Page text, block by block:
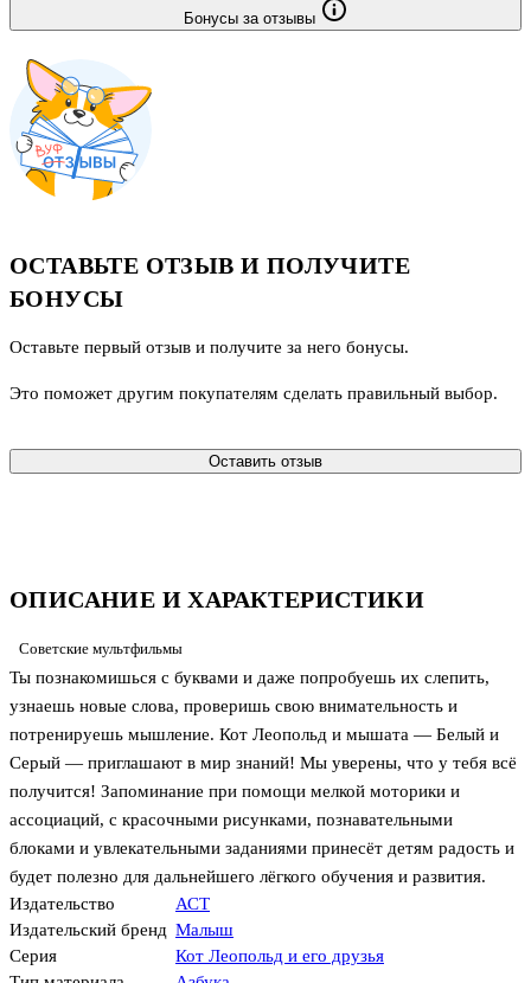
ОПИСАНИЕ И ХАРАКТЕРИСТИКИ
Советские мультфильмы
Ты познакомишься с буквами и даже попробуешь их слепить,
узнаешь новые слова, проверишь свою внимательность и
потренируешь мышление. Кот Леопольд и мышата — Белый и
Серый — приглашают в мир знаний! Мы уверены, что у тебя всё
получится! Запоминание при помощи мелкой моторики и
ассоциаций, с красочными рисунками, познавательными
блоками и увлекательными заданиями принесёт детям радость и
будет полезно для дальнейшего лёгкого обучения и развития.
Издательство
АСТ
Издательский бренд Малыш
Серия
Кот Леопольд и его друзья
Бонусы за отзывы
ОСТАВЬТЕ ОТЗЫВ И ПОЛУЧИТЕ
БОНУСЫ
Оставьте первый отзыв и получите за него бонусы.
Это поможет другим покупателям сделать правильный выбор.
Оставить отзыв